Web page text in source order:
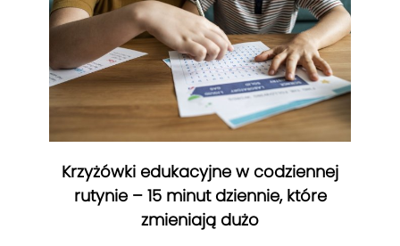
Krzyżówki edukacyjne w codziennej
rutynie – 15 minut dziennie, które
zmieniają dużo